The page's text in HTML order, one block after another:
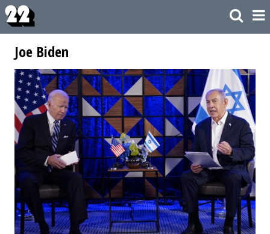
Joe Biden